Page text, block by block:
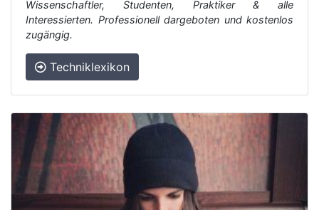
Wissenschaftler, Studenten, Praktiker & alle
Interessierten. Professionell dargeboten und kostenlos
zugängig.
Techniklexikon